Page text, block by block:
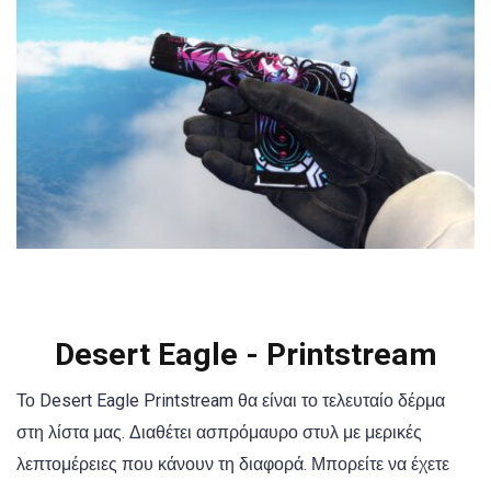
Desert Eagle - Printstream
Το Desert Eagle Printstream θα είναι το τελευταίο δέρμα
στη λίστα μας. Διαθέτει ασπρόμαυρο στυλ με μερικές
λεπτομέρειες που κάνουν τη διαφορά. Μπορείτε να έχετε